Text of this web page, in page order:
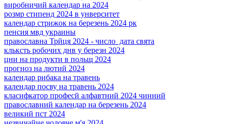
виробничий календар на 2024
розмр стипенд 2024 в унверситет
календар стрижок на березень 2024 рк
пенсия мвд украины
православна Трйця 2024 - число дата свята
кльксть робочих днв у березн 2024
цни на продукти в польщ 2024
прогноз на лютий 2024
календар рибака на травень
календар посву на травень 2024
класифкатор професй алфавтний 2024 чинний
православний календар на березень 2024
великий пст 2024